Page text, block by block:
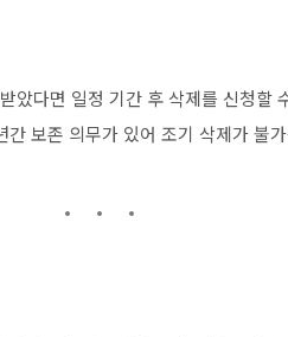
았다면 일정 기간 후 삭제를 신청할
보존 의무가 있어 조기 삭제가 불